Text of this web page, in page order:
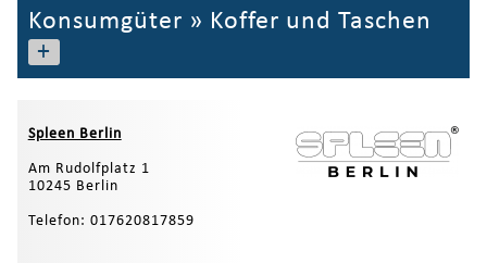
Konsumgüter » Koffer und Taschen
+
Spleen Berlin
Am Rudolfplatz 1
10245 Berlin
Telefon: 017620817859